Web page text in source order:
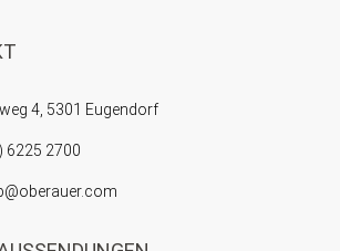
4, 5301 Eugendorf
6225 2700